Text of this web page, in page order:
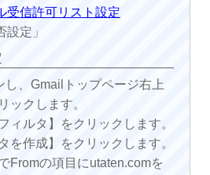
受信許可リスト設定
定」
し、Gmailトップページ右上
ックします。
ィルタ】をクリックします。
を作成】をクリックします。
Fromの項目にutaten.comを